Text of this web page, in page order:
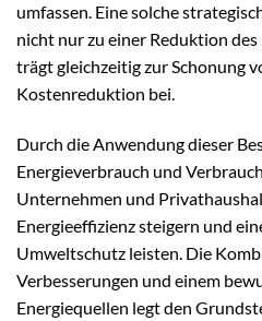
umfassen. Eine solche
nicht nur zu einer Reduktion
trägt gleichzeitig zur Schonung
Kostenreduktion bei.
Durch die Anwendung dieser
Energieverbrauch und
Unternehmen und
Energieeffizienz steigern und
Umweltschutz leisten. Die
Verbesserungen und einem
Energiequellen legt den